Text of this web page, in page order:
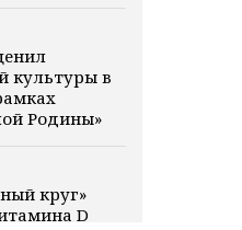
культуры в
Родины»
круг»
D